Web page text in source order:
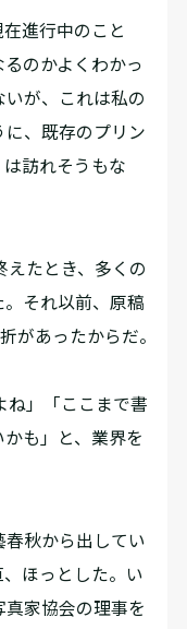
進行中のこと
のかよくわかっ
が、これは私の
、既存のプリン
訪れそうもな
たとき、多くの
それ以前、原稿
があったからだ。
ね」「ここまで書
も」と、業界を
秋から出してい
ほっとした。い
家協会の理事を